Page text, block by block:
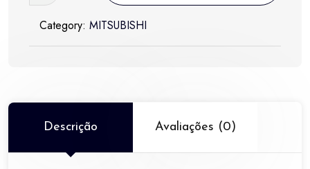
a
2020)
quantidade
Category: MITSUBISHI
Descrição Avaliações (0)